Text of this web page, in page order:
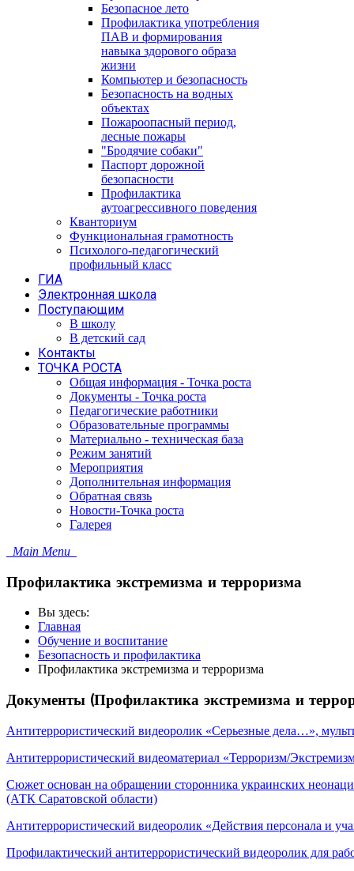
Безопасное лето
Профилактика употребления
ПАВ и формирования
навыка здорового образа
жизни
Компьютер и безопасность
Безопасность на водных
объектах
Пожароопасный период,
лесные пожары
"Бродячие собаки"
Паспорт дорожной
безопасности
Профилактика
аутоагрессивного поведения
Кванториум
Функциональная грамотность
Психолого-педагогический
профильный класс
ГИА
Электронная школа
Поступающим
В школу
В детский сад
Контакты
ТОЧКА РОСТА
Общая информация - Точка роста
Документы - Точка роста
Педагогические работники
Образовательные программы
Материально - техническая база
Режим занятий
Мероприятия
Дополнительная информация
Обратная связь
Новости-Точка роста
Галерея
Main Menu
Профилактика экстремизма и терроризма
Вы здесь:
Главная
Обучение и воспитание
Безопасность и профилактика
Профилактика экстремизма и терроризма
Документы (Профилактика экстремизма и
Антитеррористический видеоролик «Серьезные дела…»,
Антитеррористический видеоматериал «Терроризм/
Сюжет основан на обращении сторонника украинских
(АТК Саратовской области)
Антитеррористический видеоролик «Действия персонала и
Профилактический антитеррористический видеоролик для